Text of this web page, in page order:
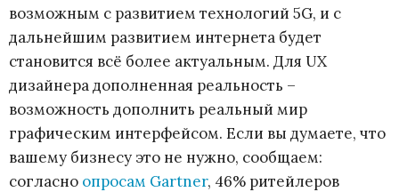
возможным с развитием технологий 5G, и с
дальнейшим развитием интернета будет
становится всё более актуальным. Для UX
дизайнера дополненная реальность –
возможность дополнить реальный мир
графическим интерфейсом. Если вы думаете, что
вашему бизнесу это не нужно, сообщаем:
согласно опросам Gartner, 46% ритейлеров